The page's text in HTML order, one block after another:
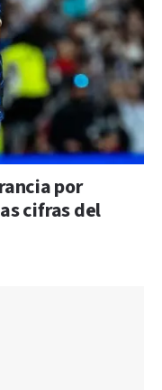
por
cifras del